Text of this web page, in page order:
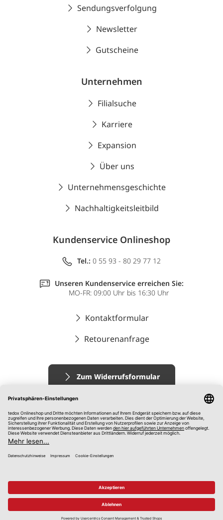
Sendungsverfolgung
Newsletter
Gutscheine
Unternehmen
Filialsuche
Karriere
Expansion
Über uns
Unternehmensgeschichte
Nachhaltigkeitsleitbild
Kundenservice Onlineshop
Tel.: 0 55 93 - 80 29 77 12
Unseren Kundenservice erreichen Sie:
MO-FR: 09:00 Uhr bis 16:30 Uhr
Kontaktformular
Retourenanfrage
Zum Widerrufsformular
© 2026 tedox KG
Impressum
AGB
Datenschutz
Hinweisgebersystem